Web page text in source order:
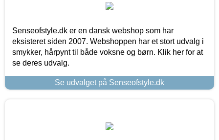
Senseofstyle.dk er en dansk webshop som har
eksisteret siden 2007. Webshoppen har et stort udvalg i
smykker, hårpynt til både voksne og børn. Klik her for at
se deres udvalg.
Se udvalget på Senseofstyle.dk